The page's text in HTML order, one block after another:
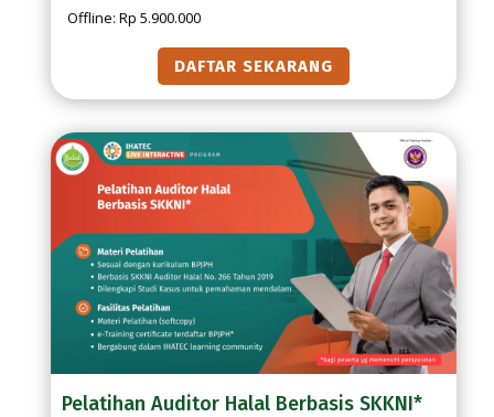
Offline: Rp 5.900.000
DAFTAR SEKARANG
Pelatihan Auditor Halal Berbasis SKKNI*